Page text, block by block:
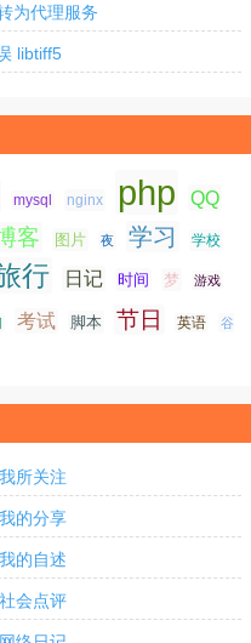
为代理服务
libtiff5
mysql nginx php QQ
客 图片 夜 学习 学校
行 日记 时间 梦 游戏
考试 脚本 节日 英语 谷
我所关注
我的分享
我的自述
社会点评